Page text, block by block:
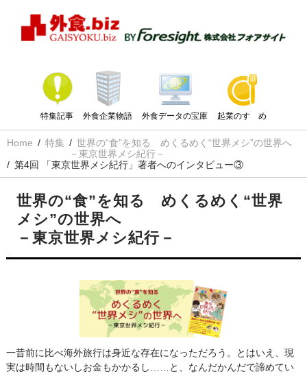
特集記事 外食企業物語 外食データの宝庫 起業のすゝめ
Home 特集
世界の“食”を知る めくるめく“世界メシ”の世界へ
－東京世界メシ紀行－
第4回 「東京世界メシ紀行」著者へのインタビュー③
世界の“食”を知る めくるめく“世界
メシ”の世界へ
－東京世界メシ紀行－
一昔前に比べ海外旅行は身近な存在になっただろう。とはいえ、現
実は時間もないしお金もかかるし……と、なんだかんだで諦めてい